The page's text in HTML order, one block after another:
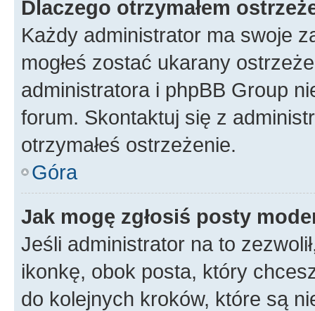
Dlaczego otrzymałem
Każdy administrator ma swoje
mogłeś zostać ukarany
administratora i phpBB Group
forum. Skontaktuj się z
otrzymałeś ostrzeżenie.
Góra
Jak mogę zgłosiś posty
Jeśli administrator na to
ikonkę, obok posta, który
do kolejnych kroków, które są